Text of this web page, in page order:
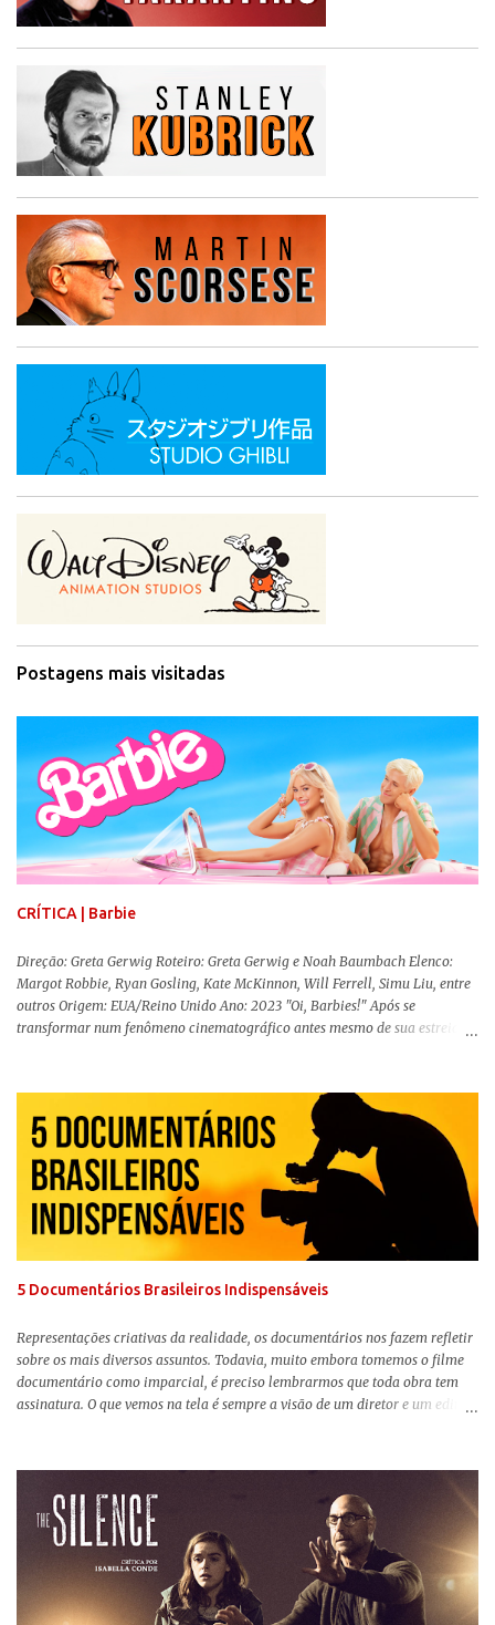
Postagens mais visitadas
CRÍTICA | Barbie
Direção: Greta Gerwig Roteiro: Greta Gerwig e Noah Baumbach Elenco:
Margot Robbie, Ryan Gosling, Kate McKinnon, Will Ferrell, Simu Liu, entre
outros Origem: EUA/Reino Unido Ano: 2023 "Oi, Barbies!" Após se
transformar num fenômeno cinematográfico antes mesmo de sua estreia,
lançamento, posso afirmar que o longa, dirigido por Greta Gerwig (
Adoráveis Mulheres ) prometeu tudo e entregou mais ainda, se provando o
filme do ano até aqui. Repleto de criatividade, humor e sem medo de não se
levar a sério, a produção aborda temas complexos com críticas potentes. Já
conhecida por sua filmografia feminista, Gerwig traz uma reflexão de
como a Barbie se encaixa no mundo moderno, desenvolvendo a
importância e o impacto, positivo ou negativo, da boneca na vida das
pessoas. Isso tudo com um sentimento de nostalgia multigeracional. Na
5 Documentários Brasileiros Indispensáveis
Representações criativas da realidade, os documentários nos fazem refletir
sobre os mais diversos assuntos. Todavia, muito embora tomemos o filme
documentário como imparcial, é preciso lembrarmos que toda obra tem
assinatura. O que vemos na tela é sempre a visão de um diretor e um editor
sempre importante levarmos em conta quem assina e qual a função social
da obra. O cinema brasileiro é celeiro de grandes documentaristas, muitos
deles mundialmente reconhecidos. Pensando na variedade de estilos e
estéticas de se fazer documentários, selecionei 5 produções tupiniquins do
gênero que, para mim, são indispensáveis: ▼ Cabra Marcado para Morrer
(1984) , de Eduardo Coutinho Em 1964, devido ao golpe militar, Eduardo
Coutinho (Edifício Master) teve que abandonar as filmagens do